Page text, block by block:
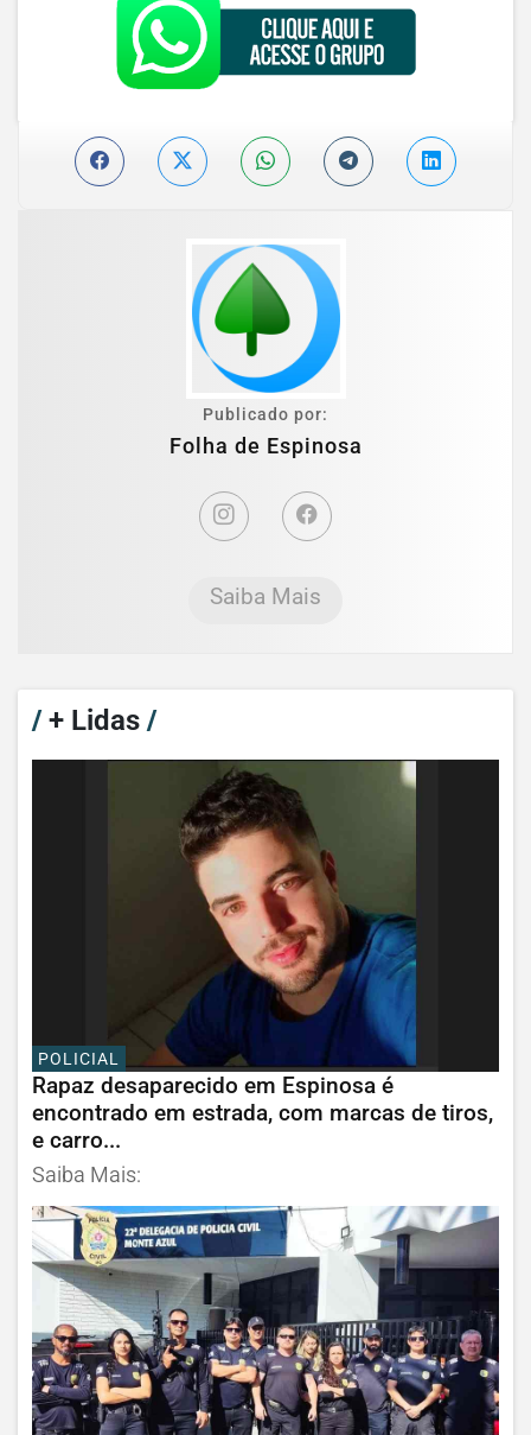
Publicado por:
Folha de Espinosa
Saiba Mais
/+ Lidas /
POLICIAL
Rapaz desaparecido em Espinosa é
encontrado em estrada, com marcas de tiros,
e carro...
Saiba Mais: